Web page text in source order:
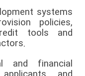
systems
policies,
tools and
and financial